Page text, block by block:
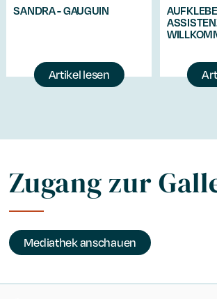
SANDRA - GAUGUIN
Artikel lesen
Zugang zur
Mediathek anschauen